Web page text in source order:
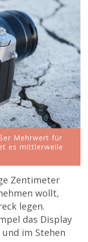
Mehrwert für
es mittlerweile
Zentimeter
wollt,
legen.
das Display
im Stehen